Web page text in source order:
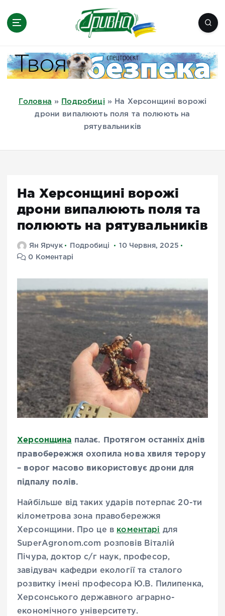
Миколаїв, Одеса, Мелітополь
Головна » Подробиці »
На Херсонщині ворожі
дрони випалюють поля та полюють на
рятувальників
На Херсонщині ворожі
дрони випалюють поля та
полюють на рятувальників
Ян Ярчук Подробиці
10 Червня, 2025
0 Коментарі
Херсонщина палає. Протягом останніх днів
правобережжя охопила нова хвиля терору
– ворог масово використовує дрони для
підпалу полів.
Найбільше від таких ударів потерпає 20-ти
кілометрова зона правобережжя
Херсонщини. Про це в коментарі для
SuperAgronom.com розповів Віталій
Пічура, доктор с/г наук, професор,
завідувач кафедри екології та сталого
розвитку імені професора Ю.В. Пилипенка,
Херсонського державного аграрно-
економічного університету.